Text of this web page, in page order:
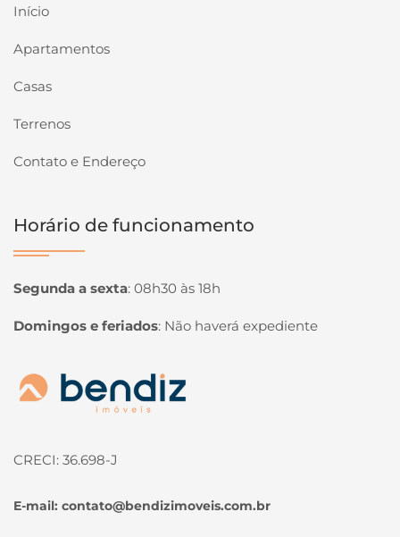
Início
Apartamentos
Casas
Terrenos
Contato e Endereço
Horário de funcionamento
Segunda a sexta: 08h30 às 18h
Domingos e feriados: Não haverá expediente
Página inicial
CRECI: 36.698-J
E-mail: contato@bendizimoveis.com.br